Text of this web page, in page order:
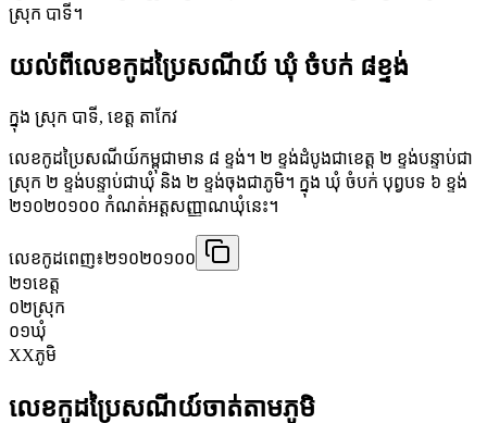
ស្រុក បាទី។
យល់ពីលេខកូដប្រៃសណីយ៍ ឃុំ ចំបក់ ៨ខ្ទង់
ក្នុង ស្រុក បាទី, ខេត្ត តាកែវ
លេខកូដប្រៃសណីយ៍កម្ពុជាមាន ៨ ខ្ទង់។ ២ ខ្ទង់ដំបូងជាខេត្ត ២ ខ្ទង់បន្ទាប់ជា
ស្រុក ២ ខ្ទង់បន្ទាប់ជាឃុំ និង ២ ខ្ទង់ចុងជាភូមិ។ ក្នុង ឃុំ ចំបក់ បុព្វបទ ៦ ខ្ទង់
២១០២០១០០ កំណត់អត្តសញ្ញាណឃុំនេះ។
លេខកូដពេញ៖២១០២០១០០
២១ខេត្ត
០២ស្រុក
០១ឃុំ
XXភូមិ
លេខកូដប្រៃសណីយ៍ចាត់តាមភូមិ